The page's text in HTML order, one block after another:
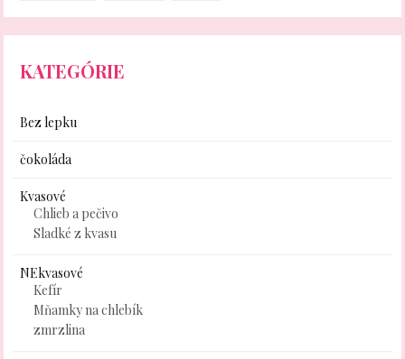
KATEGÓRIE
Bez lepku
čokoláda
Kvasové
Chlieb a pečivo
Sladké z kvasu
NEkvasové
Kefír
Mňamky na chlebík
zmrzlina